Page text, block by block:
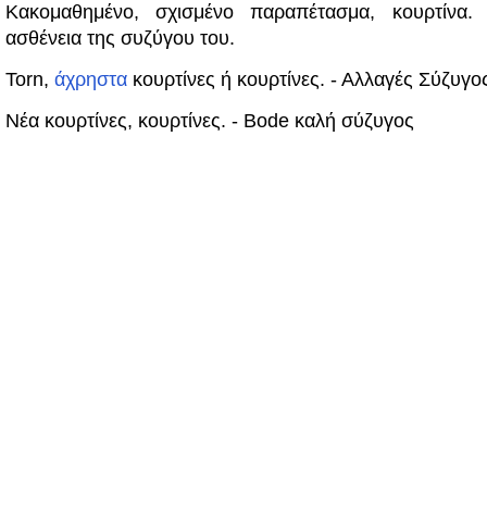
Κακομαθημένο, σχισμένο παραπέτασμα,
ασθένεια της συζύγου του.
Torn, άχρηστα κουρτίνες ή κουρτίνες. - Αλλαγές
Νέα κουρτίνες, κουρτίνες. - Bode καλή σύζυγος